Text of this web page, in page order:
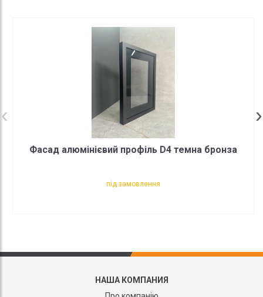
Фасад алюмінієвий профіль D4 темна бронза
під замовлення
НАША КОМПАНИЯ